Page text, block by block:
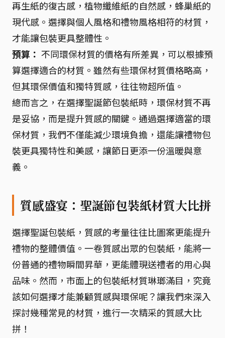
再生紙的復古感，植物纖維紙的自然感，蜂巢紙的
現代感。選擇與個人風格和禮物風格相符的材質，
才能讓包裝更具整體性。
預算： 不同環保材質的價格有所差異，可以根據預
算選擇適合的材質。雖然有些環保材質價格略高，
但其環保價值和獨特質感，往往物超所值。
總而言之，在選擇聖誕節包裝紙時，環保材質不再
是妥協，而是提升質感的關鍵。通過選擇適當的環
保材質，我們不僅能減少環境負擔，還能讓禮物包
裝更具獨特性和美感，讓節日更添一份溫暖與意
義。
質感盛宴：聖誕節包裝紙材質大比拼
選擇聖誕包裝紙，質感的考量往往比圖案更能提升
禮物的整體價值。一卷質感出眾的包裝紙，能將一
份普通的禮物瞬間昇華，更能體現送禮者的用心與
品味。然而，市面上的包裝紙材質琳瑯滿目，究竟
該如何選擇才能兼顧質感與環保呢？讓我們來深入
探討幾種常見的材質，進行一次精采的質感大比
拼！